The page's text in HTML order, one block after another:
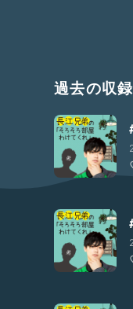
過去の収録